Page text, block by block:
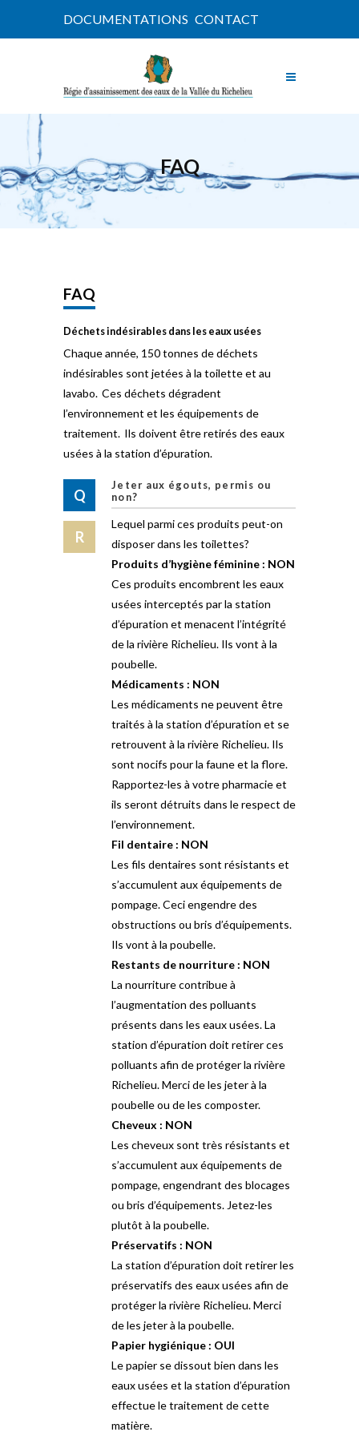
DOCUMENTATIONS CONTACT
FAQ
FAQ
Déchets indésirables dans les eaux usées
Chaque année, 150 tonnes de déchets
indésirables sont jetées à la toilette et au
lavabo. Ces déchets dégradent
l’environnement et les équipements de
traitement. Ils doivent être retirés des eaux
usées à la station d’épuration.
Jeter aux égouts, permis ou
non?
Lequel parmi ces produits peut-on
disposer dans les toilettes?
Produits d’hygiène féminine : NON
Ces produits encombrent les eaux
usées interceptés par la station
d’épuration et menacent l’intégrité
de la rivière Richelieu. Ils vont à la
poubelle.
Médicaments : NON
Les médicaments ne peuvent être
traités à la station d’épuration et se
retrouvent à la rivière Richelieu. Ils
sont nocifs pour la faune et la flore.
Rapportez-les à votre pharmacie et
ils seront détruits dans le respect de
l’environnement.
Fil dentaire : NON
Les fils dentaires sont résistants et
s’accumulent aux équipements de
pompage. Ceci engendre des
obstructions ou bris d’équipements.
Ils vont à la poubelle.
Restants de nourriture : NON
La nourriture contribue à
l’augmentation des polluants
présents dans les eaux usées. La
station d’épuration doit retirer ces
polluants afin de protéger la rivière
Richelieu. Merci de les jeter à la
poubelle ou de les composter.
Cheveux : NON
Les cheveux sont très résistants et
s’accumulent aux équipements de
pompage, engendrant des blocages
ou bris d’équipements. Jetez-les
plutôt à la poubelle.
Préservatifs : NON
La station d’épuration doit retirer les
préservatifs des eaux usées afin de
protéger la rivière Richelieu. Merci
de les jeter à la poubelle.
Papier hygiénique : OUI
Le papier se dissout bien dans les
eaux usées et la station d’épuration
effectue le traitement de cette
matière.